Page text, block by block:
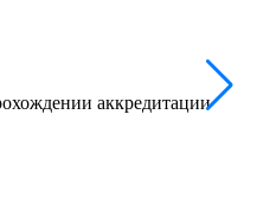
аккредитации